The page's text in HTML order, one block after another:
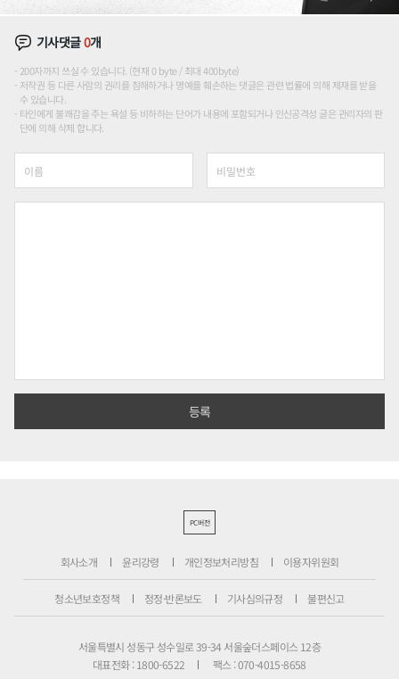
기사댓글0개
200자까지 쓰실 수 있습니다. (현재 0 byte / 최대 400byte)
저작권 등 다른 사람의 권리를 침해하거나 명예를 훼손하는 댓글은 관련 법률에 의해 제재를 받을
수 있습니다.
타인에게 불쾌감을 주는 욕설 등 비하하는 단어가 내용에 포함되거나 인신공격성 글은 관리자의 판
단에 의해 삭제 합니다.
PC버전
회사소개 윤리강령 개인정보처리방침 이용자위원회
청소년보호정책 정정·반론보도 기사심의규정 불편신고
서울특별시 성동구 성수일로 39-34 서울숲더스페이스 12층
대표전화 : 1800-6522
팩스 : 070-4015-8658